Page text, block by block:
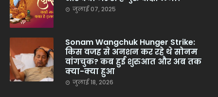
जुलाई 07, 2025
Sonam Wangchuk Hunger Strike:
किस वजह से अनशन कर रहे थे सोनम
वांगचुक? कब हुई शुरुआत और अब तक
क्या-क्या हुआ
जुलाई 18, 2026